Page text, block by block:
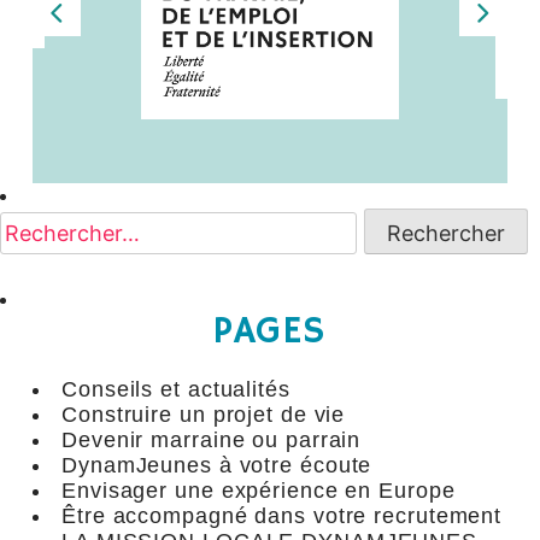
Rechercher :
PAGES
Conseils et actualités
Construire un projet de vie
Devenir marraine ou parrain
DynamJeunes à votre écoute
Envisager une expérience en Europe
Être accompagné dans votre recrutement